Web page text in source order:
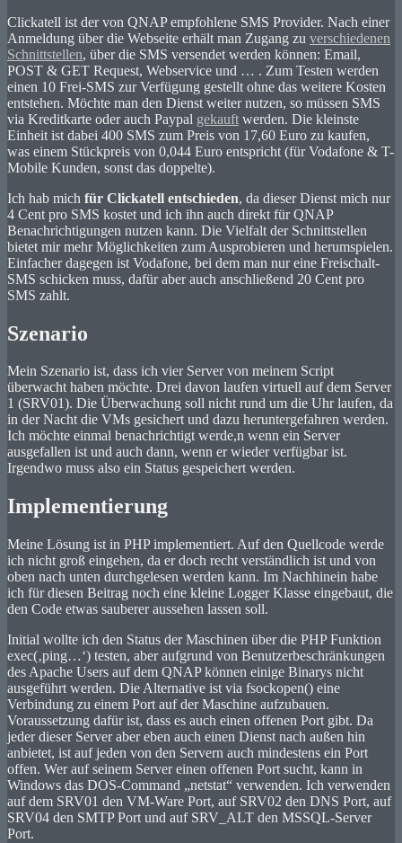
Clickatell ist der von QNAP empfohlene SMS Provider. Nach einer
Anmeldung über die Webseite erhält man Zugang zu verschiedenen
Schnittstellen, über die SMS versendet werden können: Email,
POST & GET Request, Webservice und … . Zum Testen werden
einen 10 Frei-SMS zur Verfügung gestellt ohne das weitere Kosten
entstehen. Möchte man den Dienst weiter nutzen, so müssen SMS
via Kreditkarte oder auch Paypal gekauft werden. Die kleinste
Einheit ist dabei 400 SMS zum Preis von 17,60 Euro zu kaufen,
was einem Stückpreis von 0,044 Euro entspricht (für Vodafone & T-
Mobile Kunden, sonst das doppelte).
Ich hab mich für Clickatell entschieden, da dieser Dienst mich nur
4 Cent pro SMS kostet und ich ihn auch direkt für QNAP
Benachrichtigungen nutzen kann. Die Vielfalt der Schnittstellen
bietet mir mehr Möglichkeiten zum Ausprobieren und herumspielen.
Einfacher dagegen ist Vodafone, bei dem man nur eine Freischalt-
SMS schicken muss, dafür aber auch anschließend 20 Cent pro
SMS zahlt.
Szenario
Mein Szenario ist, dass ich vier Server von meinem Script
überwacht haben möchte. Drei davon laufen virtuell auf dem Server
1 (SRV01). Die Überwachung soll nicht rund um die Uhr laufen, da
in der Nacht die VMs gesichert und dazu heruntergefahren werden.
Ich möchte einmal benachrichtigt werde,n wenn ein Server
ausgefallen ist und auch dann, wenn er wieder verfügbar ist.
Irgendwo muss also ein Status gespeichert werden.
Implementierung
Meine Lösung ist in PHP implementiert. Auf den Quellcode werde
ich nicht groß eingehen, da er doch recht verständlich ist und von
oben nach unten durchgelesen werden kann. Im Nachhinein habe
ich für diesen Beitrag noch eine kleine Logger Klasse eingebaut, die
den Code etwas sauberer aussehen lassen soll.
Initial wollte ich den Status der Maschinen über die PHP Funktion
exec(‚ping…‘) testen, aber aufgrund von Benutzerbeschränkungen
des Apache Users auf dem QNAP können einige Binarys nicht
ausgeführt werden. Die Alternative ist via fsockopen() eine
Verbindung zu einem Port auf der Maschine aufzubauen.
Voraussetzung dafür ist, dass es auch einen offenen Port gibt. Da
jeder dieser Server aber eben auch einen Dienst nach außen hin
anbietet, ist auf jeden von den Servern auch mindestens ein Port
offen. Wer auf seinem Server einen offenen Port sucht, kann in
Windows das DOS-Command „netstat“ verwenden. Ich verwenden
auf dem SRV01 den VM-Ware Port, auf SRV02 den DNS Port, auf
SRV04 den SMTP Port und auf SRV_ALT den MSSQL-Server
Port.